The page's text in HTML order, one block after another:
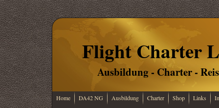
Flight Charter
Ausbildung - Charter -
Home DA42 NG Ausbildung Charter Shop Links